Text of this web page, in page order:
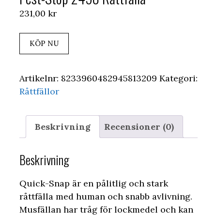
231,00 kr
KÖP NU
Artikelnr: 8233960482945813209 Kategori:
Råttfällor
Beskrivning Recensioner (0)
Beskrivning
Quick-Snap är en pålitlig och stark
råttfälla med human och snabb avlivning.
Musfällan har tråg för lockmedel och kan